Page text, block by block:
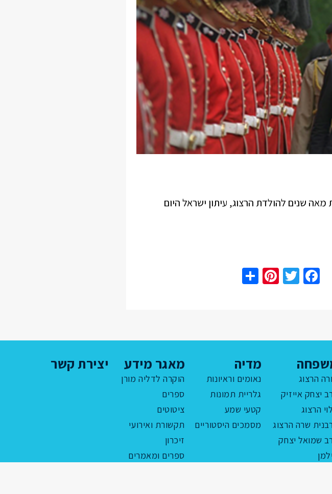
שנים להולדת הרצוג, עיתון ישראל היום
Facebook
Twitter
Pinterest
הרצוג
יצחק אייזיק
הרצוג
שרה הרצוג
שמואל יצחק
מדיה
נאומים וראיונות
גלריית תמונות
קטעי שמע
מסמכים היסטוריים
מאגר מידע
הוקרה לדליה מורן
ספרים
ציטוטים
תקשורת ואירועי
זיכרון
ספרים ומאמרים
יצירת קשר